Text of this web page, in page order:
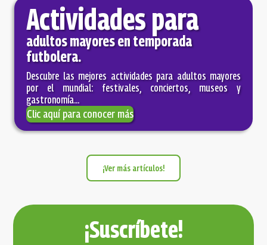
Actividades para
adultos mayores en temporada
futbolera.
Descubre las mejores actividades para adultos mayores
por el mundial: festivales, conciertos, museos y
gastronomía...
Clic aquí para conocer más
¡Ver más artículos!
¡Suscríbete!